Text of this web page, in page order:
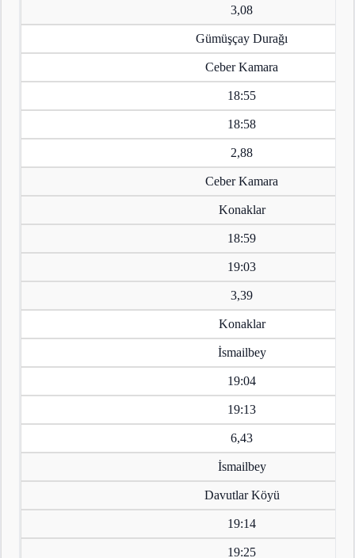
3,08
Gümüşçay Durağı
Ceber Kamara
18:55
18:58
2,88
Ceber Kamara
Konaklar
18:59
19:03
3,39
Konaklar
İsmailbey
19:04
19:13
6,43
İsmailbey
Davutlar Köyü
19:14
19:25